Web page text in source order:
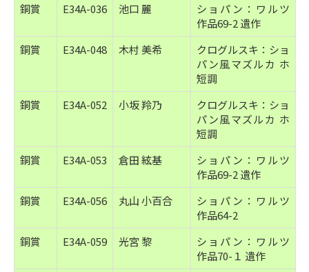
銅賞
E34A-036 池口 麗
ショパン：ワルツ
作品69-2 遺作
銅賞
E34A-048 木村 美希
クログルスキ：ショ
パン風マズルカ ホ
短調
銅賞
E34A-052 小坂 羚乃
クログルスキ：ショ
パン風マズルカ ホ
短調
銅賞
E34A-053 倉田 絃基
ショパン：ワルツ
作品69-2 遺作
銅賞
E34A-056 丸山 小百合
ショパン：ワルツ
作品64-2
銅賞
E34A-059 光宮 黎
ショパン：ワルツ
作品70-１ 遺作